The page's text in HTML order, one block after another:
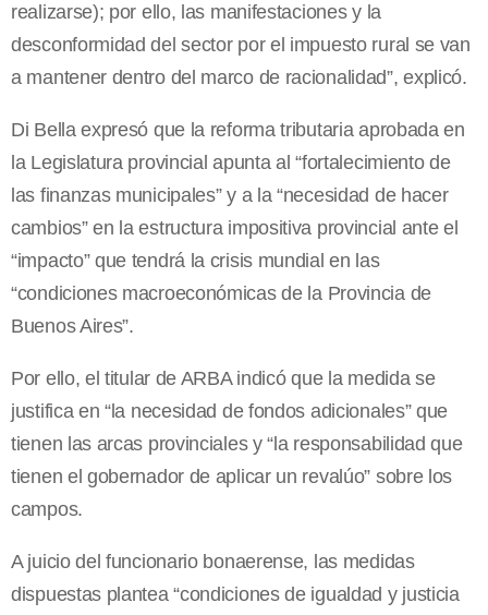
realizarse); por ello, las manifestaciones y la
desconformidad del sector por el impuesto rural se van
a mantener dentro del marco de racionalidad”, explicó.
Di Bella expresó que la reforma tributaria aprobada en
la Legislatura provincial apunta al “fortalecimiento de
las finanzas municipales” y a la “necesidad de hacer
cambios” en la estructura impositiva provincial ante el
“impacto” que tendrá la crisis mundial en las
“condiciones macroeconómicas de la Provincia de
Buenos Aires”.
Por ello, el titular de ARBA indicó que la medida se
justifica en “la necesidad de fondos adicionales” que
tienen las arcas provinciales y “la responsabilidad que
tienen el gobernador de aplicar un revalúo” sobre los
campos.
A juicio del funcionario bonaerense, las medidas
dispuestas plantea “condiciones de igualdad y justicia